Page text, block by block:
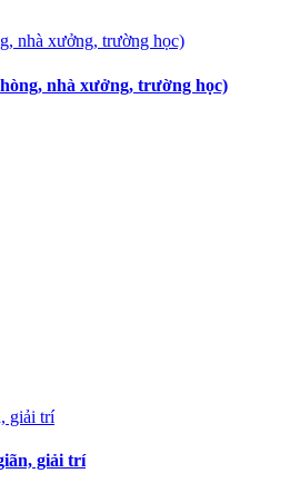
nhà xưởng, trường học)
giải trí